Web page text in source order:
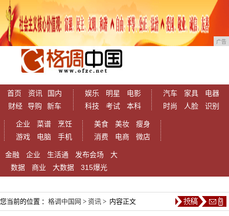
广告
首页 资讯
国内
财经
导购 新车
娱乐 明星
电影
科技
考试 本科
汽车 家具
电器
时尚
人脸 识别
企业 菜谱
烹饪
游戏
电脑 手机
美食 美妆
瘦身
消费
电商 微店
金融 企业 生活通 发布会场
大
数据
商业 大数据 315爆光
您当前的位置 ： 格调中国网 > 资讯 > 内容正文